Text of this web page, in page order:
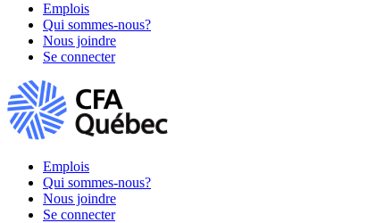
Emplois
Qui sommes-nous?
Nous joindre
Se connecter
Emplois
Qui sommes-nous?
Nous joindre
Se connecter